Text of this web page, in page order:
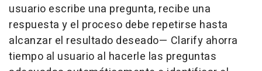
usuario escribe una pregunta, recibe una
respuesta y el proceso debe repetirse hasta
alcanzar el resultado deseado— Clarify ahorra
tiempo al usuario al hacerle las preguntas